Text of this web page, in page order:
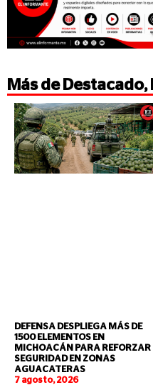
Más de Destacado,
DEFENSA DESPLIEGA MÁS DE
1500 ELEMENTOS EN
MICHOACÁN PARA REFORZAR
SEGURIDAD EN ZONAS
AGUACATERAS
7 agosto, 2026